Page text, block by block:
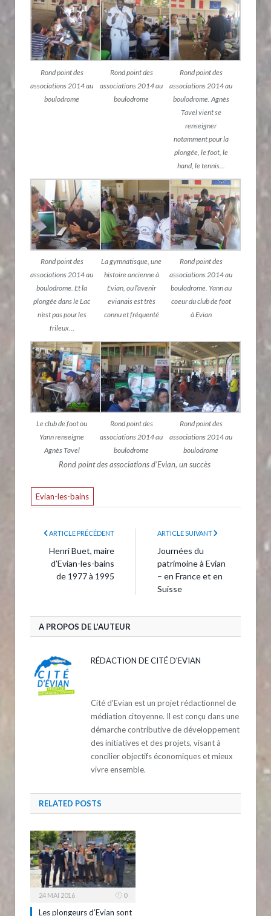
Rond point des
associations 2014 au
boulodrome
Rond point des
associations 2014 au
boulodrome
Rond point des
associations 2014 au
boulodrome. Agnès
Tavel vient se
renseigner
notamment pour la
plongée, le foot, le
hand, le tennis…
Rond point des
associations 2014 au
boulodrome. Et la
plongée dans le Lac
n’est pas pour les
frileux…
La gymnatisque, une
histoire ancienne à
Evian, ou l’avenir
evianais est très
connu et fréquenté
Rond point des
associations 2014 au
boulodrome. Yann au
coeur du club de foot
à Evian
Le club de foot ou
Yann renseigne
Agnès Tavel
Rond point des
associations 2014 au
boulodrome
Rond point des
associations 2014 au
boulodrome
Rond point des associations d’Evian, un succès
Evian-les-bains
ARTICLE PRÉCÉDENT
Henri Buet, maire
d’Evian-les-bains
de 1977 à 1995
ARTICLE SUIVANT
Journées du
patrimoine à Evian
– en France et en
Suisse
A PROPOS DE L'AUTEUR
RÉDACTION DE CITÉ D'EVIAN
Cité d'Evian est un projet rédactionnel de
médiation citoyenne. Il est conçu dans une
démarche contributive de développement
des initiatives et des projets, visant à
concilier objectifs économiques et mieux
vivre ensemble.
RELATED POSTS
24 MAI 2016 0
Les plongeurs d’Evian sont